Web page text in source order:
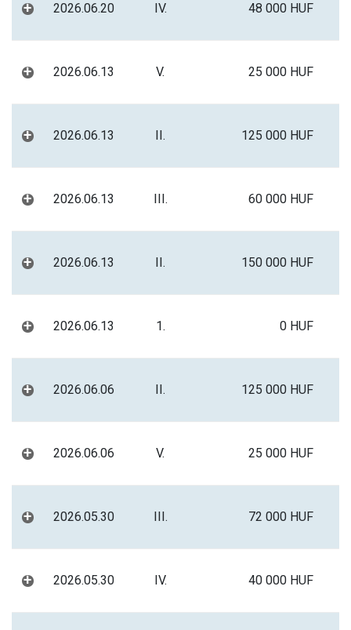
+ 2026.06.20 IV. 48 000 HUF
+ 2026.06.13 V. 25 000 HUF
+ 2026.06.13 II. 125 000 HUF
+ 2026.06.13 III. 60 000 HUF
+ 2026.06.13 II. 150 000 HUF
+ 2026.06.13 1. 0 HUF
+ 2026.06.06 II. 125 000 HUF
+ 2026.06.06 V. 25 000 HUF
+ 2026.05.30 III. 72 000 HUF
+ 2026.05.30 IV. 40 000 HUF